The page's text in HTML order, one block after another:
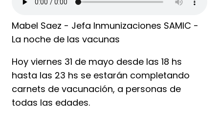
Mabel Saez - Jefa Inmunizaciones SAMIC -
La noche de las vacunas
Hoy viernes 31 de mayo desde las 18 hs
hasta las 23 hs se estarán completando
carnets de vacunación, a personas de
todas las edades.